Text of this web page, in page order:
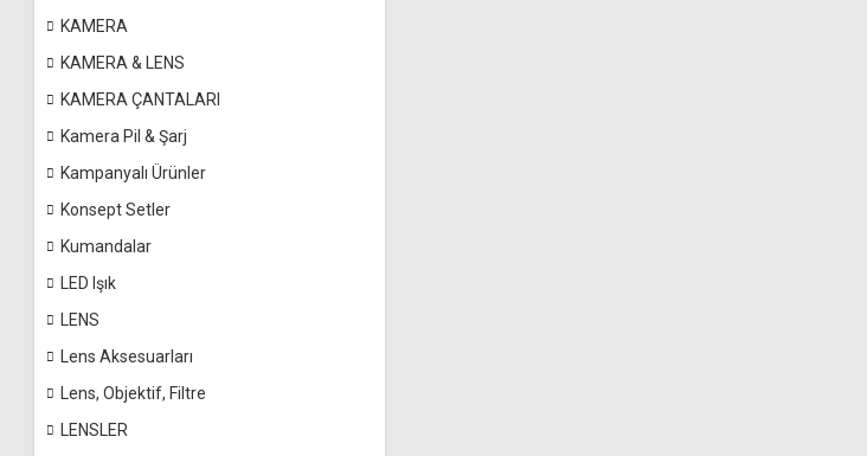
KAMERA
KAMERA & LENS
KAMERA ÇANTALARI
Kamera Pil & Şarj
Kampanyalı Ürünler
Konsept Setler
Kumandalar
LED Işık
LENS
Lens Aksesuarları
Lens, Objektif, Filtre
LENSLER